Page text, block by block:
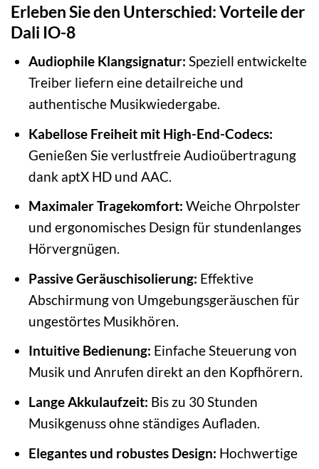
Erleben Sie den Unterschied: Vorteile der
Dali IO-8
Audiophile Klangsignatur: Speziell entwickelte
Treiber liefern eine detailreiche und
authentische Musikwiedergabe.
Kabellose Freiheit mit High-End-Codecs:
Genießen Sie verlustfreie Audioübertragung
dank aptX HD und AAC.
Maximaler Tragekomfort: Weiche Ohrpolster
und ergonomisches Design für stundenlanges
Hörvergnügen.
Passive Geräuschisolierung: Effektive
Abschirmung von Umgebungsgeräuschen für
ungestörtes Musikhören.
Intuitive Bedienung: Einfache Steuerung von
Musik und Anrufen direkt an den Kopfhörern.
Lange Akkulaufzeit: Bis zu 30 Stunden
Musikgenuss ohne ständiges Aufladen.
Elegantes und robustes Design: Hochwertige